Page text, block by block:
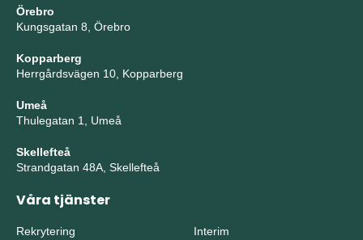
Örebro
Kungsgatan 8, Örebro
Kopparberg
Herrgårdsvägen 10, Kopparberg
Umeå
Thulegatan 1, Umeå
Skellefteå
Strandgatan 48A, Skellefteå
Våra tjänster
Rekrytering
Interim